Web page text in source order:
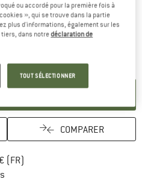
COMPARER
(FR)
ou accordé pour la première fois à
», qui se trouve dans la partie
plus d'informations, également sur les
tiers, dans notredéclaration de
TOUT SÉLECTIONNER